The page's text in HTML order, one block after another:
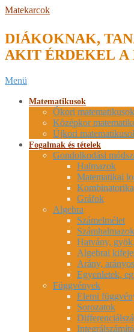
Skip
content
Matekarcok
DIÁKOKNAK,
AKIT ÉRDEKEL A
Secondary
Menu
Menü
Matematikusok
Ókori matematikusok
Középkor
Újkori
Fogalmak és tételek
Gondolkodási
Halmazok
Matematikai
Kombinatorika
Gráfok
Algebra
Számelmélet
Számhalmazok
Hatvány,
Algebrai
Arány,
Egyenletek,
Függvények
Elemi
Sorozatok